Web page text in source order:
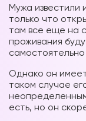
Мужа известили
только что
там все еще на
проживания
Однако он
таком случае
есть, но он